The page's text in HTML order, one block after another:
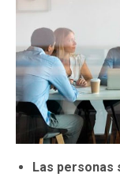
Las personas